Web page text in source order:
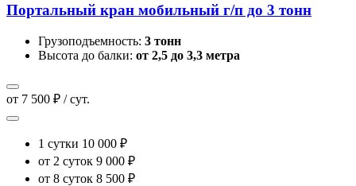
Портальный кран мобильный г/п до 3 тонн
Грузоподъемность: 3 тонн
Высота до балки: от 2,5 до 3,3 метра
от 7 500 ₽ / сут.
1 сутки 10 000 ₽
от 2 суток 9 000 ₽
от 8 суток 8 500 ₽